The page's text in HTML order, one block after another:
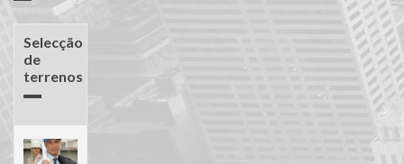
Selecção
de
terrenos